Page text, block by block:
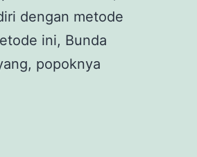
dengan metode
ini, Bunda
popoknya